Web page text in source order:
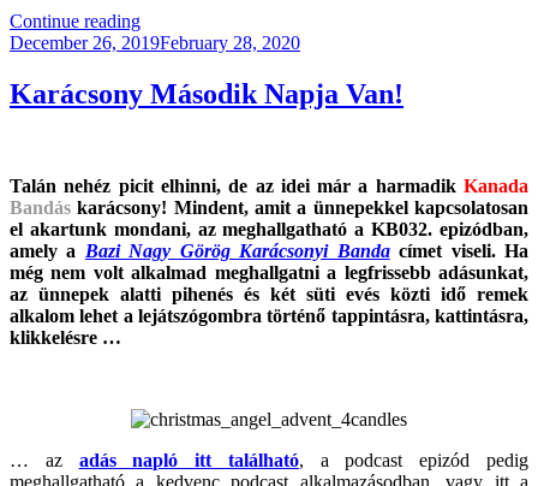
Continue reading“Az
Év
Kéretlen
Levele”
Posted
December 26, 2019February 28, 2020
Karácsony Második Napja Van!
Talán nehéz picit elhinni, de az idei már a harmadik Kanada
Bandás karácsony! Mindent, amit a ünnepekkel kapcsolatosan
el akartunk mondani, az meghallgatható a KB032. epizódban,
amely a Bazi Nagy Görög Karácsonyi Bandacímet viseli. Ha
még nem volt alkalmad meghallgatni a legfrissebb adásunkat,
az ünnepek alatti pihenés és két süti evés közti idő remek
alkalom lehet a lejátszógombra történő tappintásra, kattintásra,
klikkelésre …
… az adás napló itt található, a podcast epizód pedig
meghallgatható a kedvenc podcast alkalmazásodban, vagy itt a